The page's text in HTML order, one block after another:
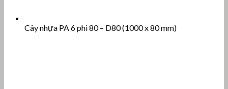
Cây nhựa PA 6 phi 80 – D80 (1000 x 80 mm)